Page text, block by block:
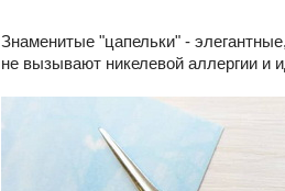
Знаменитые "цапельки" -
не вызывают никелевой аллергии и